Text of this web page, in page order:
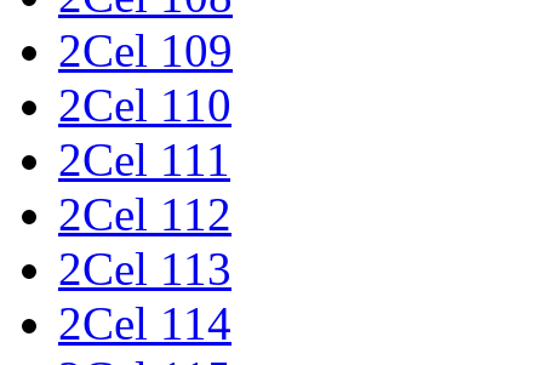
2Cel 109
2Cel 110
2Cel 111
2Cel 112
2Cel 113
2Cel 114